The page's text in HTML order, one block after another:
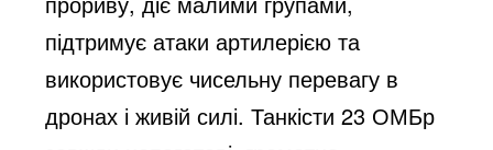
o
підтримує атаки артилерією та
використовує чисельну перевагу в
дронах і живій силі. Танкісти 23 ОМБр